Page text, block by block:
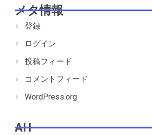
メタ情報
登録
ログイン
投稿フィード
コメントフィード
WordPress.org
AH